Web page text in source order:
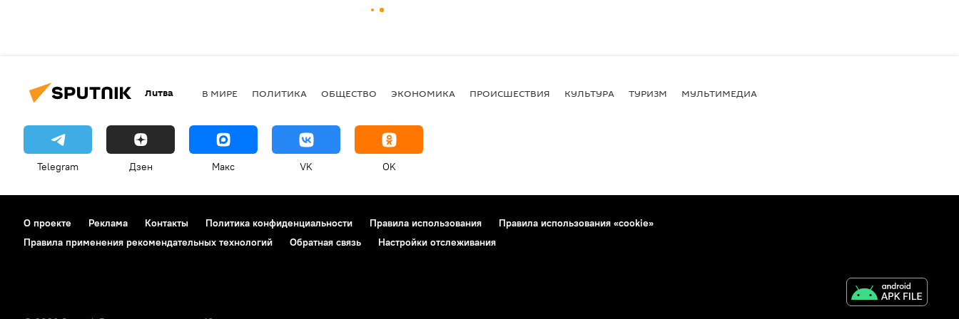
Литва В МИРЕ ПОЛИТИКА ОБЩЕСТВО ЭКОНОМИКА ПРОИСШЕСТВИЯ КУЛЬТУРА ТУРИЗМ МУЛЬТИМЕДИА
Telegram Дзен Макс VK OK
О проекте Реклама Контакты Политика конфиденциальности Правила использования
Правила использования «cookie»
Правила применения рекомендательных технологий
Обратная связь Настройки отслеживания